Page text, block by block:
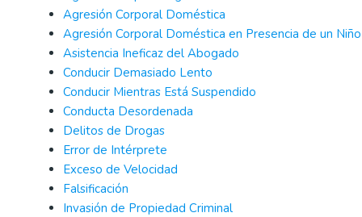
Agresión Corporal Doméstica
Agresión Corporal Doméstica en Presencia de un Niño
Asistencia Ineficaz del Abogado
Conducir Demasiado Lento
Conducir Mientras Está Suspendido
Conducta Desordenada
Delitos de Drogas
Error de Intérprete
Exceso de Velocidad
Falsificación
Invasión de Propiedad Criminal